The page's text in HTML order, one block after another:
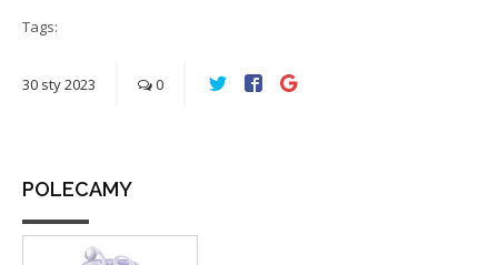
Tags:
30 sty2023 0
POLECAMY